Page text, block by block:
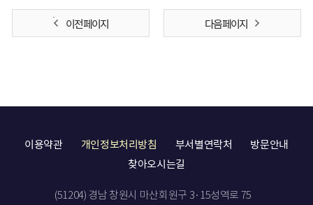
이전 페이지 다음 페이지
이용약관 개인정보처리방침 부서별연락처
방문안내
찾아오시는길
(51204) 경남 창원시 마산회원구 3·15성역로 75